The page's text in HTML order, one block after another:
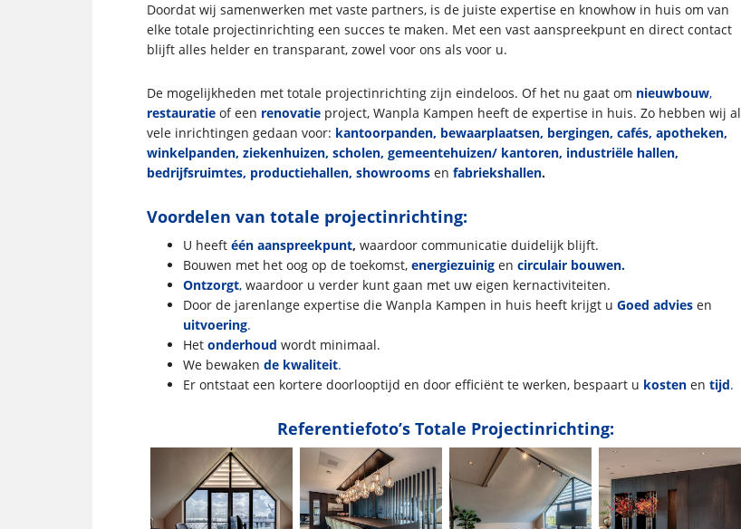
Doordat wij samenwerken met vaste partners, is de juiste expertise en knowhow in huis om van
elke totale projectinrichting een succes te maken. Met een vast aanspreekpunt en direct contact
blijft alles helder en transparant, zowel voor ons als voor u.
De mogelijkheden met totale projectinrichting zijn eindeloos. Of het nu gaat om nieuwbouw,
restauratie of een renovatie project, Wanpla Kampen heeft de expertise in huis. Zo hebben wij al
vele inrichtingen gedaan voor: kantoorpanden, bewaarplaatsen, bergingen, cafés, apotheken,
winkelpanden, ziekenhuizen, scholen, gemeentehuizen/ kantoren, industriële hallen,
bedrijfsruimtes, productiehallen, showrooms en fabriekshallen.
Voordelen van totale projectinrichting:
U heeft één aanspreekpunt, waardoor communicatie duidelijk blijft.
Bouwen met het oog op de toekomst, energiezuinig en circulair bouwen.
Ontzorgt, waardoor u verder kunt gaan met uw eigen kernactiviteiten.
Door de jarenlange expertise die Wanpla Kampen in huis heeft krijgt u Goed advies en
uitvoering.
Het onderhoud wordt minimaal.
We bewaken de kwaliteit.
Er ontstaat een kortere doorlooptijd en door efficiënt te werken, bespaart u kosten en tijd.
Referentiefoto’s Totale Projectinrichting: